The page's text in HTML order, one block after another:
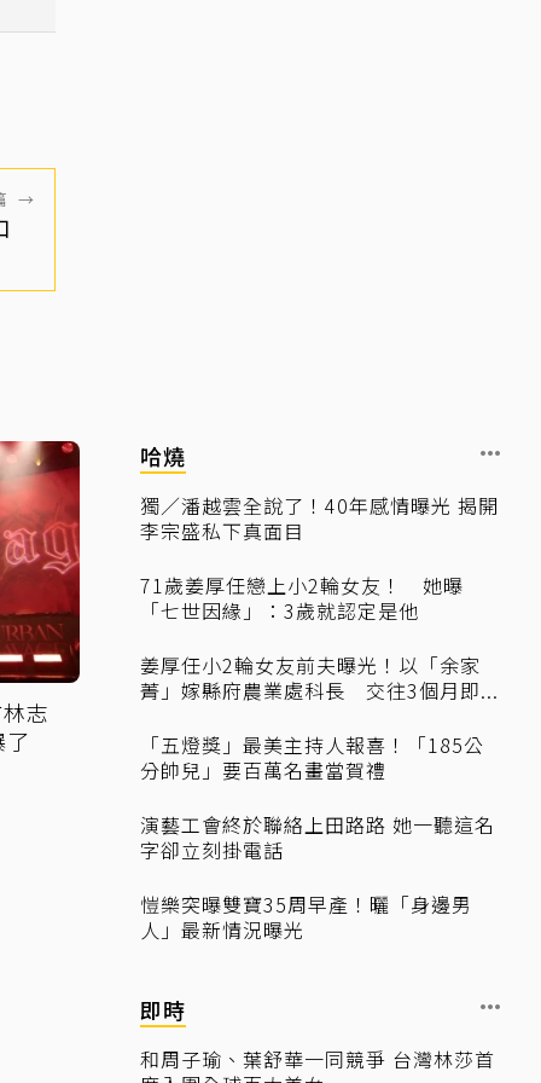
→
志
哈燒
獨／潘越雲全說了！40年感情曝光 揭開
李宗盛私下真面目
71歲姜厚任戀上小2輪女友！ 她曝
「七世因緣」：3歲就認定是他
姜厚任小2輪女友前夫曝光！以「余家
菁」嫁縣府農業處科長 交往3個月即...
「五燈獎」最美主持人報喜！「185公
分帥兒」要百萬名畫當賀禮
演藝工會終於聯絡上田路路 她一聽這名
字卻立刻掛電話
愷樂突曝雙寶35周早產！曬「身邊男
人」最新情況曝光
即時
和周子瑜、葉舒華一同競爭 台灣林莎首